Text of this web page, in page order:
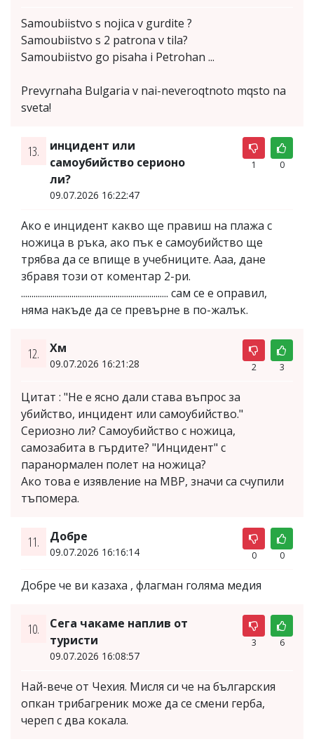
Samoubiistvo s nojica v gurdite ?
Samoubiistvo s 2 patrona v tila?
Samoubiistvo go pisaha i Petrohan ...
Prevyrnaha Bulgaria v nai-neveroqtnoto mqsto na
sveta!
13.
инцидент или
самоубийство серионо
ли?
09.07.2026 16:22:47
1 0
Ако е инцидент какво ще правиш на плажа с
ножица в ръка, ако пък е самоубийство ще
трябва да се впище в учебниците. Ааа, дане
збравя този от коментар 2-ри.
...................................................................... сам се е оправил,
няма накъде да се превърне в по-жалък.
12. Хм
09.07.2026 16:21:28 2 3
Цитат : "Не е ясно дали става въпрос за
убийство, инцидент или самоубийство."
Сериозно ли? Самоубийство с ножица,
самозабита в гърдите? "Инцидент" с
паранормален полет на ножица?
Ако това е изявление на МВР, значи са счупили
тъпомера.
11. Добре
09.07.2026 16:16:14 0 0
Добре че ви казаха , флагман голяма медия
10.
Сега чакаме наплив от
туристи
09.07.2026 16:08:57
3 6
Най-вече от Чехия. Мисля си че на българския
опкан трибагреник може да се смени герба,
череп с два кокала.